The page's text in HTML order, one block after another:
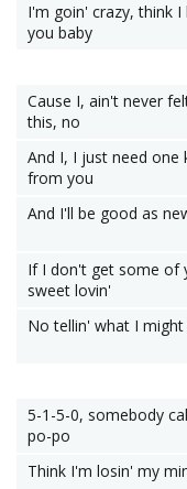
I'm goin' crazy, think I
you baby
Cause I, ain't never
this, no
And I, I just need one
from you
And I'll be good as
If I don't get some of
sweet lovin'
No tellin' what I might
5-1-5-0, somebody
po-po
Think I'm losin' my